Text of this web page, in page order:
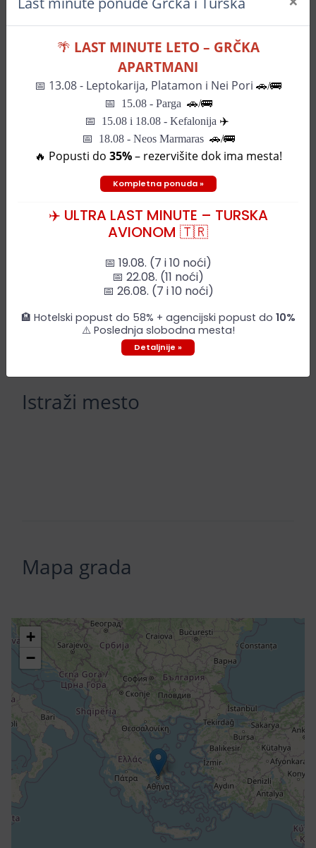
pronaći za Vas najpovoljniju avio kartu i smeštaj.
lokacije, koje želite da posetite.
Istraži mesto
Mapa grada
+
−
🌴 LAST MINUTE LETO – GRČKA
APARTMANI
📅 13.08 - Leptokarija, Platamon i Nei Pori 🚗/🚌
📅 15.08 - Parga 🚗/🚌
📅 15.08 i 18.08 - Kefalonija ✈️
📅 18.08 - Neos Marmaras 🚗/🚌
🔥 Popusti do 35%– rezervišite dok ima mesta!
Kompletna ponuda »
✈️ ULTRA LAST MINUTE – TURSKA
AVIONOM 🇹🇷
📅 19.08. (7 i 10 noći)
📅 22.08. (11 noći)
📅 26.08. (7 i 10 noći)
🏨 Hotelski popust do 58% + agencijski popust do 10%
⚠️ Poslednja slobodna mesta!
Detaljnije »